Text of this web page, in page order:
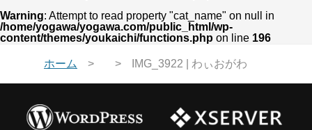
Warning: Attempt to read property "cat_name" on null in
/home/yogawa/yogawa.com/public_html/wp-
content/themes/youkaichi/functions.php on line 196
ホーム IMG_3922 | わぃおがわ